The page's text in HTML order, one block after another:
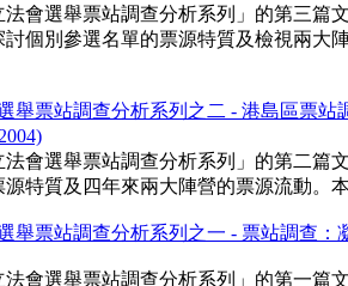
法會選舉票站調查分析系列」的第三篇
個別參選名單的票源特質及檢視兩大
選舉票站調查分析系列之二 - 港島區票
法會選舉票站調查分析系列」的第二篇
特質及四年來兩大陣營的票源流動。
選舉票站調查分析系列之一 - 票站調查
法會選舉票站調查分析系列」的第一篇